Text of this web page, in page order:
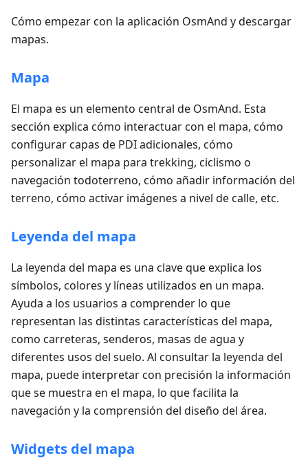
Cómo empezar con la aplicación OsmAnd y descargar
mapas.
Mapa
El mapa es un elemento central de OsmAnd. Esta
sección explica cómo interactuar con el mapa, cómo
configurar capas de PDI adicionales, cómo
personalizar el mapa para trekking, ciclismo o
navegación todoterreno, cómo añadir información del
terreno, cómo activar imágenes a nivel de calle, etc.
Leyenda del mapa
La leyenda del mapa es una clave que explica los
símbolos, colores y líneas utilizados en un mapa.
Ayuda a los usuarios a comprender lo que
representan las distintas características del mapa,
como carreteras, senderos, masas de agua y
diferentes usos del suelo. Al consultar la leyenda del
mapa, puede interpretar con precisión la información
que se muestra en el mapa, lo que facilita la
navegación y la comprensión del diseño del área.
Widgets del mapa